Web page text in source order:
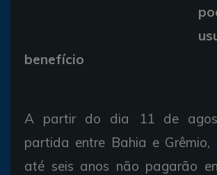
benefício
A partir do dia 11 de
partida entre Bahia e Grêmio,
até seis anos não pagarão